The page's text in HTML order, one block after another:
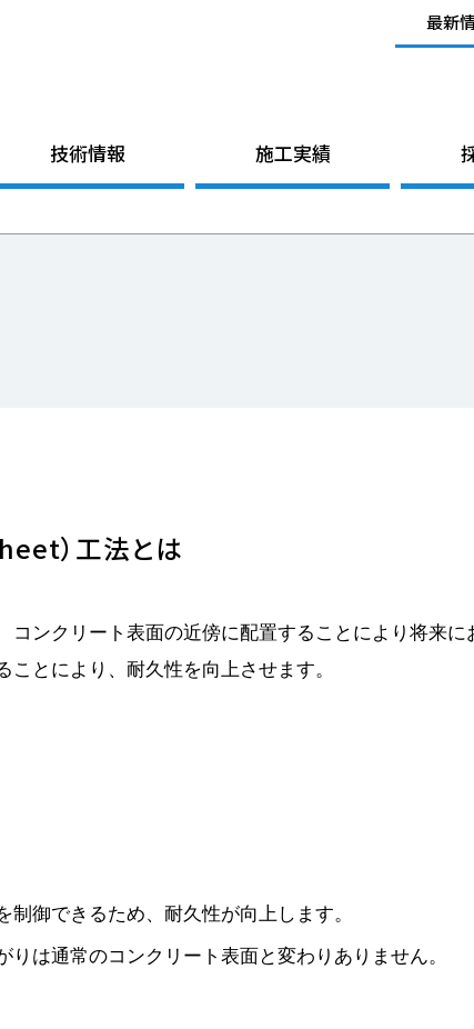
最新
技術情報 施工実績
）工法とは
ンクリート表面の近傍に配置することにより将来に
とにより、耐久性を向上させます。
御できるため、耐久性が向上します。
は通常のコンクリート表面と変わりありません。